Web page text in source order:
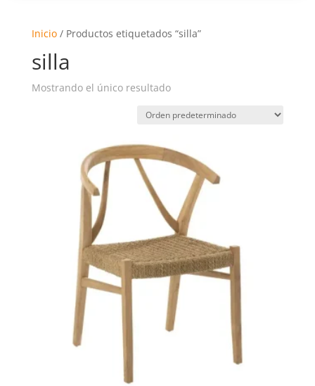
Inicio/ Productos etiquetados “silla”
silla
Mostrando el único resultado